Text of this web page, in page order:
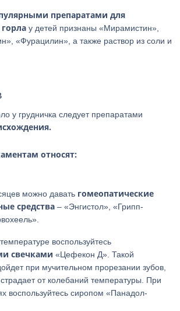
препаратами для
у детей признаны «Мирамистин»,
«Фурацилин», а также раствор из соли и
у грудничка следует препаратами
относят:
можно давать гомеопатические
средства – «Энгистол», «Грипп-
воспользуйтесь
свечками «Цефекон Д». Такой
при мучительном прорезании зубов,
от колебаний температуры. При
воспользуйтесь сиропом «Панадол-